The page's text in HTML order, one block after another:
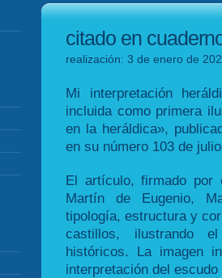
citado en
realización: 3 de enero de
Mi interpretación
incluida como primera
en la heráldica»,
en su número 103 de
El artículo, firmado por
Martín de Eugenio,
tipología, estructura y
castillos, ilustrando
históricos. La imagen
interpretación del